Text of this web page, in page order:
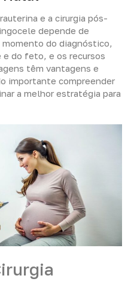
e a cirurgia pós-
depende de
do diagnóstico,
e do feto, e os recursos
têm vantagens e
importante compreender
a melhor estratégia para